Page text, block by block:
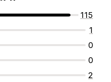
115
1
0
0
2